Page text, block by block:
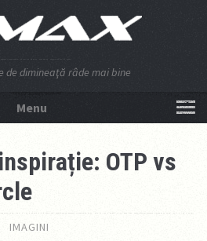
de dimineaţă râde mai bine
Menu
OTP vs
IMAGINI